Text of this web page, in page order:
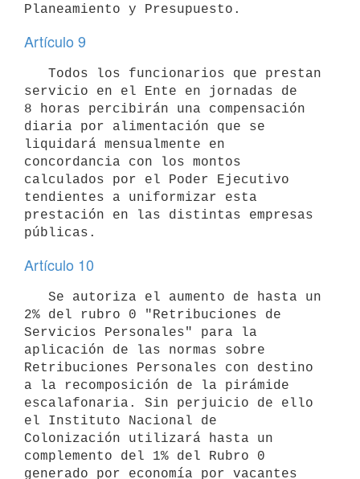
Planeamiento y Presupuesto.
Artículo 9
servicio en el Ente en jornadas de
8 horas percibirán una compensación
diaria por alimentación que se
liquidará mensualmente en
concordancia con los montos
calculados por el Poder Ejecutivo
tendientes a uniformizar esta
prestación en las distintas empresas
públicas.
Artículo 10
2% del rubro 0 "Retribuciones de
Servicios Personales" para la
aplicación de las normas sobre
Retribuciones Personales con destino
a la recomposición de la pirámide
escalafonaria. Sin perjuicio de ello
el Instituto Nacional de
Colonización utilizará hasta un
complemento del 1% del Rubro 0
generado por economía por vacantes